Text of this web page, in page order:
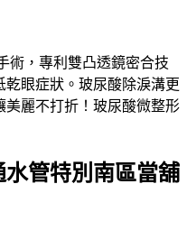
術，專利雙凸透鏡密合技
眼症狀。玻尿酸除淚溝更
麗不打折！玻尿酸微整形
管特別南區當舖